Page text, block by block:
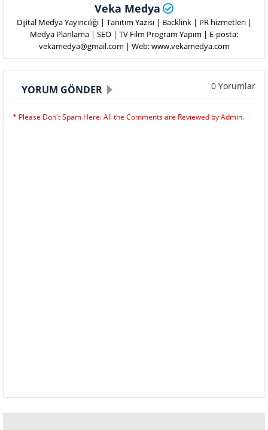
Veka Medya
Dijital Medya Yayıncılığı | Tanıtım Yazısı | Backlink | PR hizmetleri |
Medya Planlama | SEO | TV Film Program Yapım | E-posta:
vekamedya@gmail.com | Web: www.vekamedya.com
YORUM GÖNDER 0 Yorumlar
* Please Don't Spam Here. All the Comments are Reviewed by Admin.